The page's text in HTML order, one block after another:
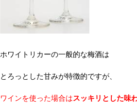
ホワイトリカーの一般的な梅酒は
とろっとした甘みが特徴的ですが、
ワインを使った場合はスッキリとした味